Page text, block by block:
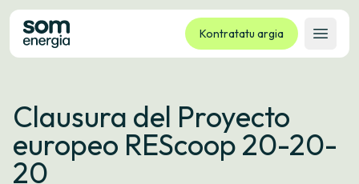
Kontratatu argia
Ireki
Tarifak
Zerbitzuak
Enpresak
Clausura del Proyecto
europeo REScoop 20-20-
20